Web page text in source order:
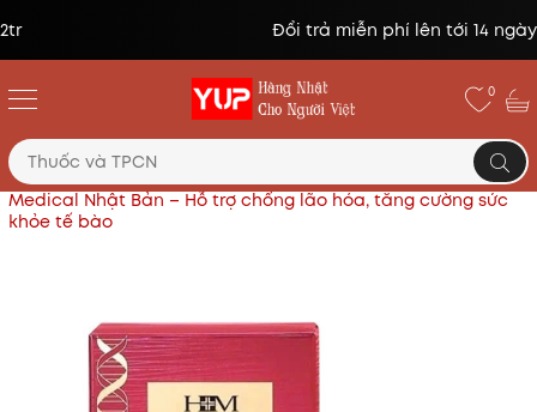
Đổi trả miễn phí lên tới 14 ngày*
0
Trang chủ Thực phẩm chức năng Nhật
NMN 18000
Medical Nhật Bản – Hỗ trợ chống lão hóa, tăng cường sức
khỏe tế bào